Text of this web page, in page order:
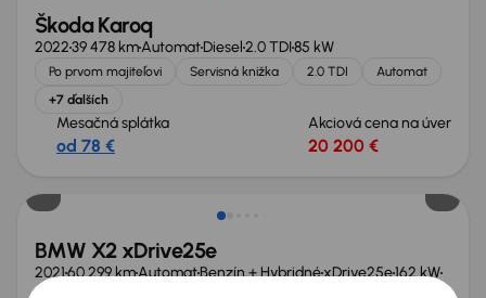
Škoda Karoq
202239 478 kmAutomatDiesel2.0 TDI85 kW
Po prvom majiteľovi Servisná knižka 2.0 TDI
Automat
+7 ďalších
Mesačná splátka
od 78 €
Akciová cena na úver
20 200 €
BMW X2 xDrive25e
202160 299 kmAutomatBenzín + HybridnéxDrive25e162 kW
4x4